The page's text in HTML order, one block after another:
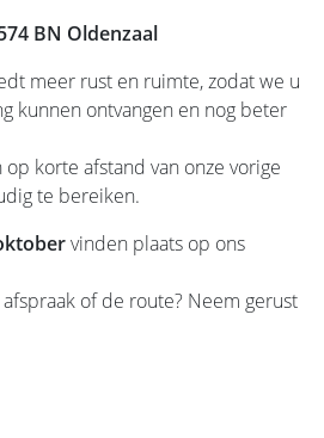
BN Oldenzaal
meer rust en ruimte, zodat we u
kunnen ontvangen en nog beter
korte afstand van onze vorige
te bereiken.
vinden plaats op ons
of de route? Neem gerust